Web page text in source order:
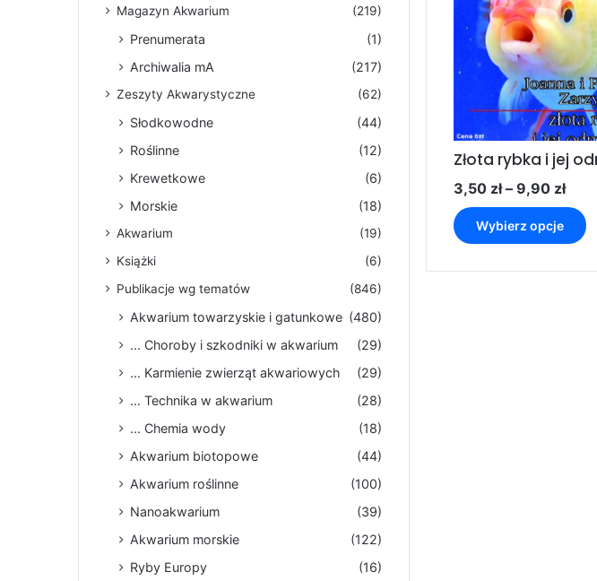
Złota rybka i jej
3,50 zł – 9,90 zł
cen:
3,50
Wybierz opcje
Magazyn Akwarium (219)
Prenumerata
(1)
Archiwalia mA
(217)
Zeszyty Akwarystyczne (62)
Słodkowodne
(44)
Roślinne
(12)
Krewetkowe
(6)
Morskie
(18)
Akwarium
(19)
Książki
(6)
Publikacje wg tematów
(846)
Akwarium towarzyskie i gatunkowe (480)
... Choroby i szkodniki w akwarium
(29)
... Karmienie zwierząt akwariowych
(29)
... Technika w akwarium
(28)
... Chemia wody
(18)
Akwarium biotopowe
(44)
Akwarium roślinne
(100)
Nanoakwarium
(39)
Akwarium morskie
(122)
Ryby Europy
(16)